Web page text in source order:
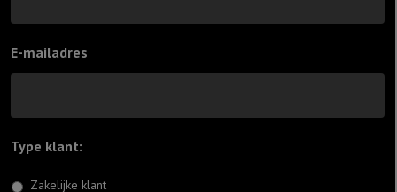
E-mailadres
Type klant:
Zakelijke klant